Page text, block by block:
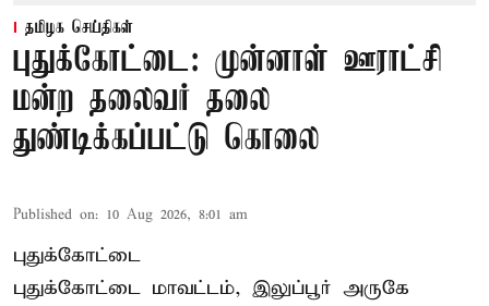
தமிழக செய்திகள்
புதுக்கோட்டை: முன்னாள் ஊராட்சி
மன்ற தலைவர் தலை
துண்டிக்கப்பட்டு கொலை
Published on: 10 Aug 2026, 8:01 am
புதுக்கோட்டை
புதுக்கோட்டை மாவட்டம், இலுப்பூர் அருகே